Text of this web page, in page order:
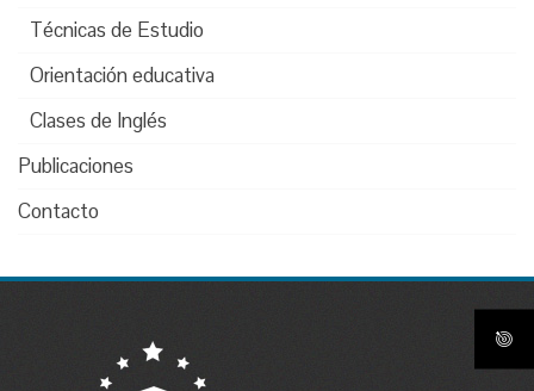
Técnicas de Estudio
Orientación educativa
Clases de Inglés
Publicaciones
Contacto